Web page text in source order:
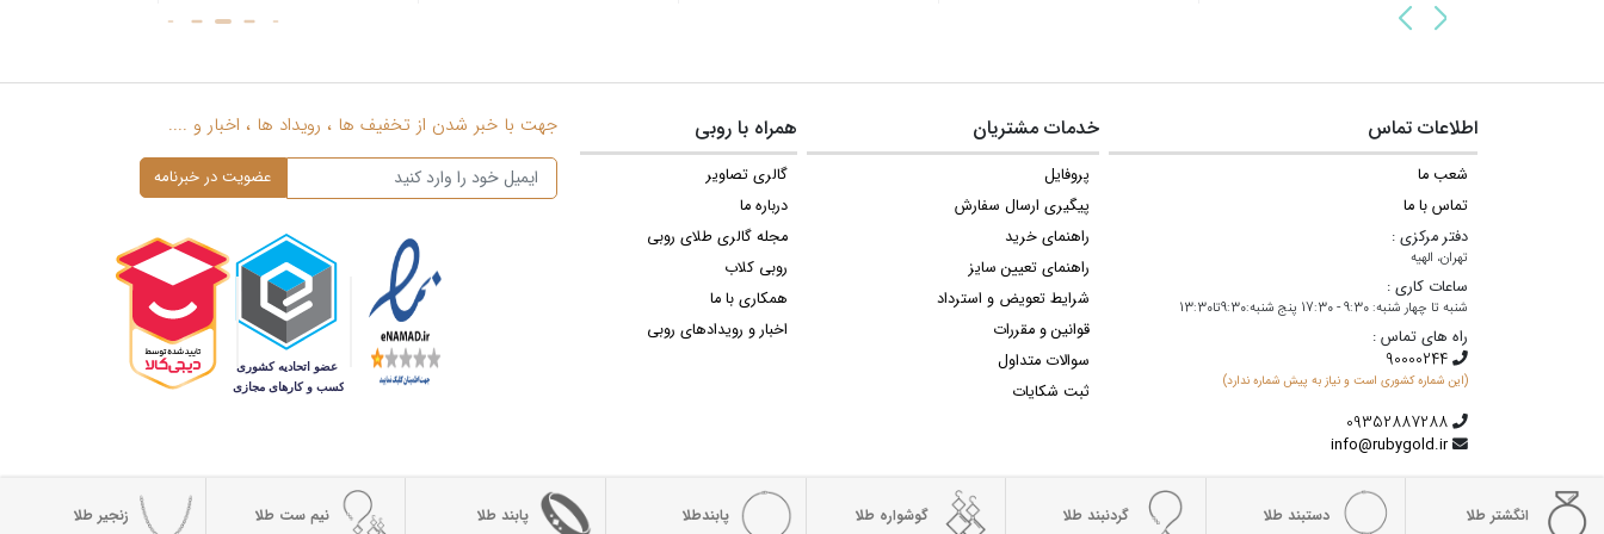
اطلاعات تماس
شعب ما
تماس با ما
دفتر مرکزی :
تهران، الهیه
ساعات کاری :
شنبه تا چهار شنبه: 9:30 - 17:30 پنج شنبه:9:30تا13:30
راه های تماس :
(این شماره کشوری است و نیاز به پیش شماره ندارد)
info@rubygold.ir
خدمات مشتریان
پروفایل
پیگیری ارسال سفارش
راهنمای خرید
راهنمای تعیین سایز
شرایط تعویض و استرداد
قوانین و مقررات
سوالات متداول
ثبت شکایات
همراه با روبی
گالری تصاویر
درباره ما
مجله گالری طلای روبی
روبی کلاب
همکاری با ما
اخبار و رویدادهای روبی
جهت با خبر شدن از تخفیف ها ، رویداد ها ، اخبار و ....
انگشتر طلا دستبند طلا گردنبند طلا گوشواره طلا پابندطلا پابند طلا نیم ست طلا زنجیر طلا